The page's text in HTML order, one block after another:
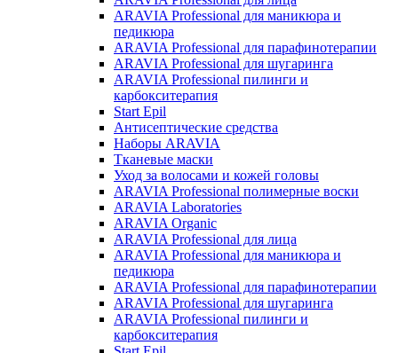
ARAVIA Professional для маникюра и
педикюра
ARAVIA Professional для парафинотерапии
ARAVIA Professional для шугаринга
ARAVIA Professional пилинги и
карбокситерапия
Start Epil
Антисептические средства
Наборы ARAVIA
Тканевые маски
Уход за волосами и кожей головы
ARAVIA Professional полимерные воски
ARAVIA Laboratories
ARAVIA Organic
ARAVIA Professional для лица
ARAVIA Professional для маникюра и
педикюра
ARAVIA Professional для парафинотерапии
ARAVIA Professional для шугаринга
ARAVIA Professional пилинги и
карбокситерапия